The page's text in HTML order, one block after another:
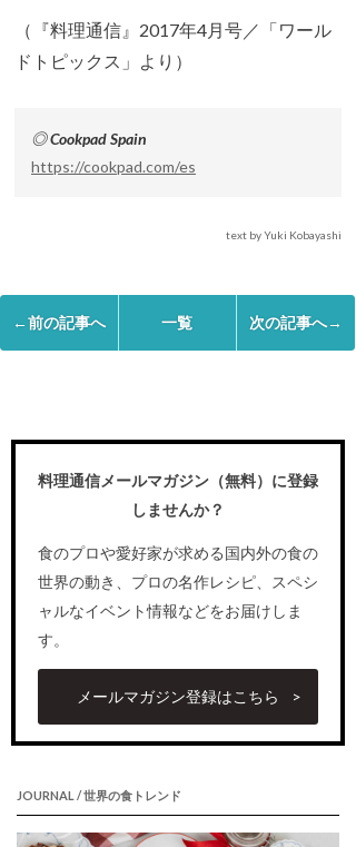
（『料理通信』2017年4月号／「ワール
ドトピックス」より）
◎ Cookpad Spain
https://cookpad.com/es
text by Yuki Kobayashi
←前の記事へ 一覧 次の記事へ→
料理通信メールマガジン（無料）に登録
しませんか？
食のプロや愛好家が求める国内外の食の
世界の動き、プロの名作レシピ、スペシ
ャルなイベント情報などをお届けしま
す。
メールマガジン登録はこちら
JOURNAL / 世界の食トレンド